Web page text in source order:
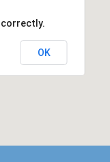
correctly.
OK